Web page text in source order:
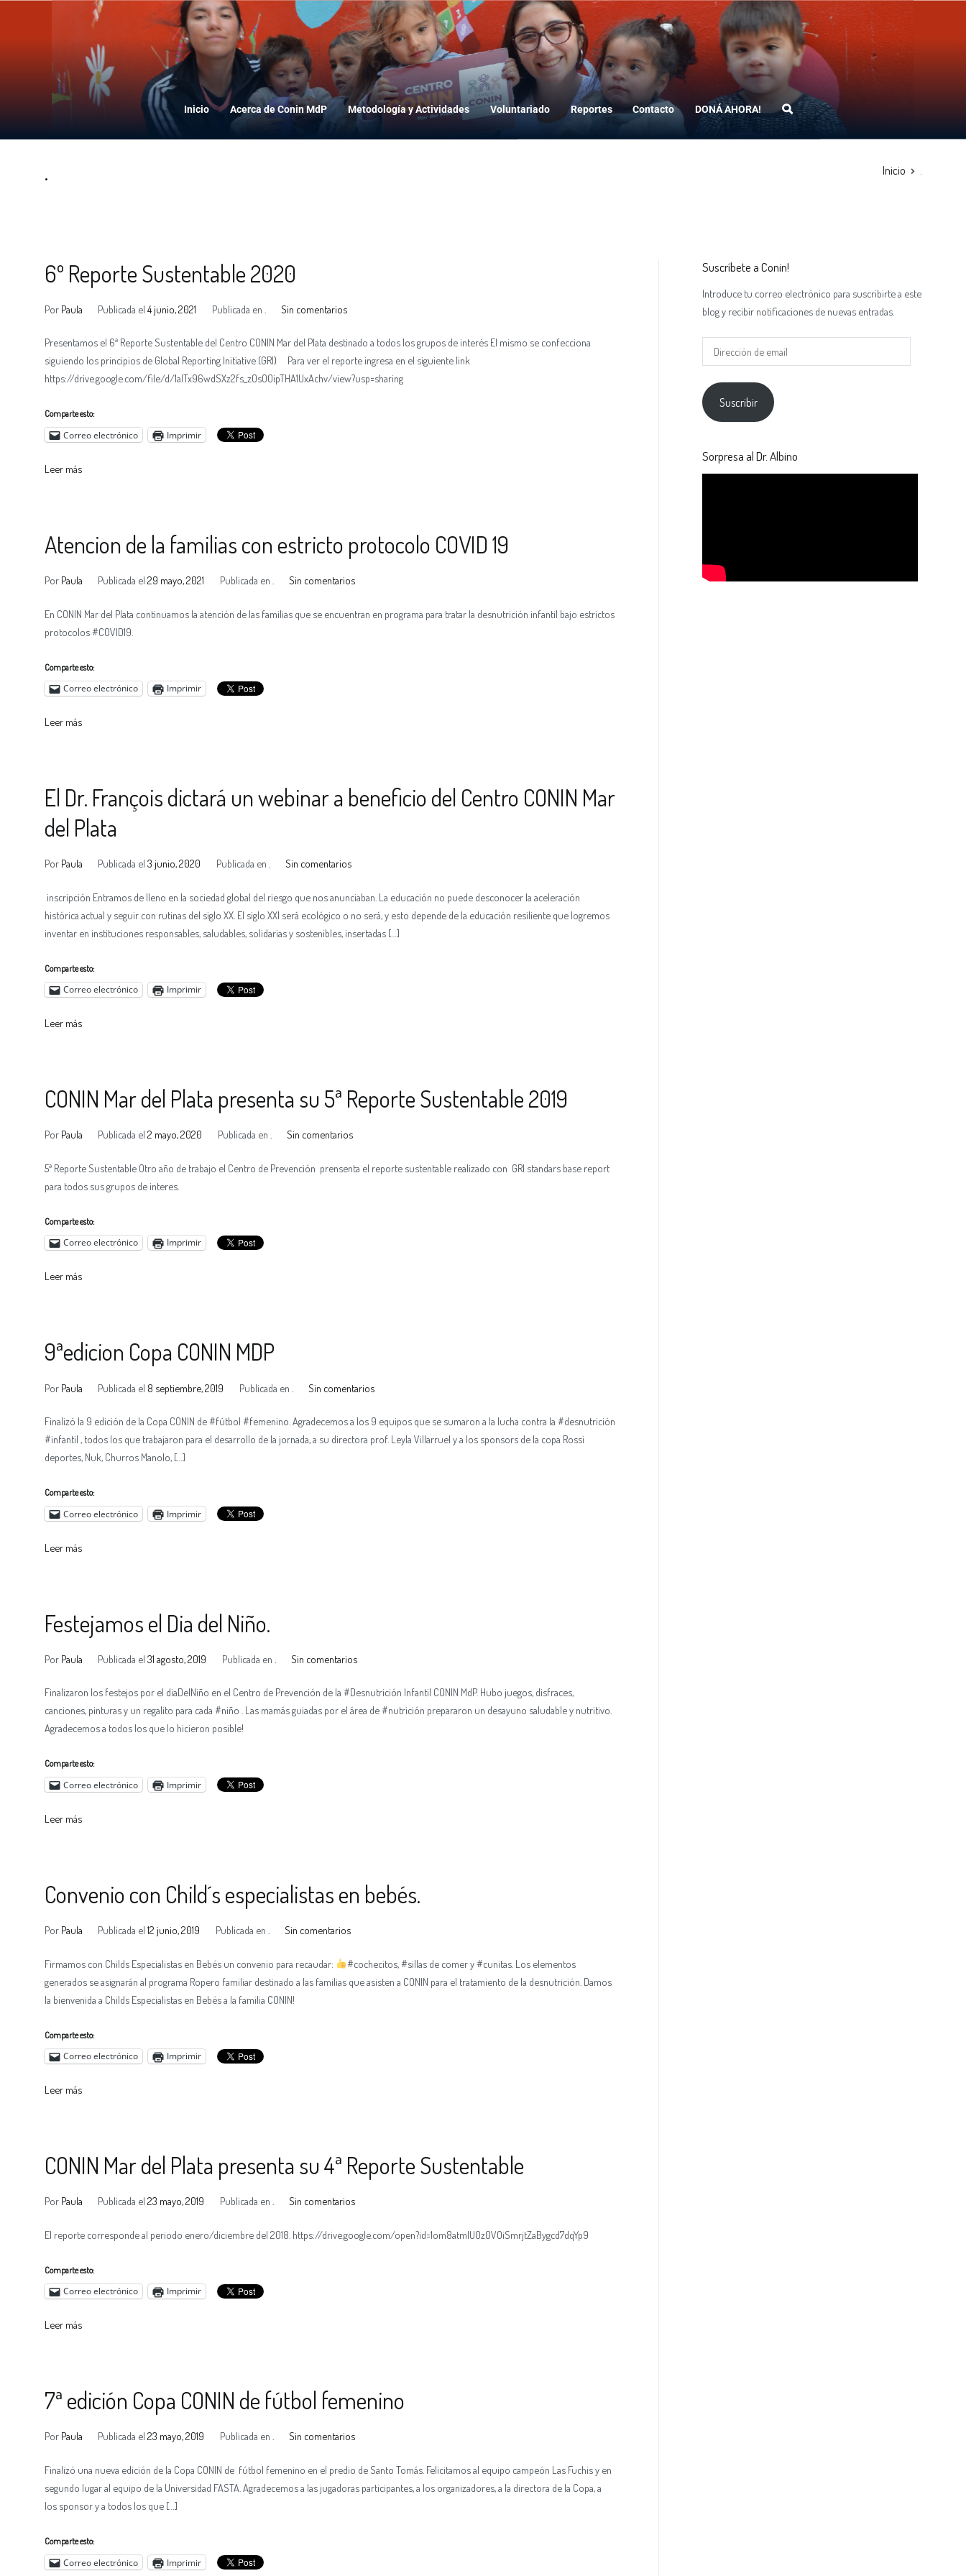
CONIN Mar del Plata
Inicio Acerca de Conin MdP Metodología y Actividades Voluntariado Reportes Contacto DONÁ AHORA!
. Inicio
6º Reporte Sustentable 2020
Por Paula Publicada el4 junio, 2021 Publicada en Sin comentarios
Presentamos el 6ª Reporte Sustentable del Centro CONIN Mar del Plata destinado a todos los grupos de interés El mismo se confecciona
siguiendo los principios de Global Reporting Initiative (GRI) Para ver el reporte ingresa en el siguiente link
https://drive.google.com/file/d/1aITx96wdSXz2fs_zOsOOipTHA1UxAchv/view?usp=sharing
Comparte esto:
Correo electrónico Imprimir
Leer más
Atencion de la familias con estricto protocolo COVID 19
Por Paula Publicada el29 mayo, 2021 Publicada en Sin comentarios
En CONIN Mar del Plata continuamos la atención de las familias que se encuentran en programa para tratar la desnutrición infantil bajo estrictos
protocolos #COVID19.
Comparte esto:
Correo electrónico Imprimir
Leer más
El Dr. François dictará un webinar a beneficio del Centro CONIN Mar
del Plata
Por Paula Publicada el3 junio, 2020 Publicada en Sin comentarios
inscripción Entramos de lleno en la sociedad global del riesgo que nos anunciaban. La educación no puede desconocer la aceleración
histórica actual y seguir con rutinas del siglo XX. El siglo XXI será ecológico o no será, y esto depende de la educación resiliente que logremos
inventar en instituciones responsables, saludables, solidarias y sostenibles, insertadas […]
Comparte esto:
Correo electrónico Imprimir
Leer más
CONIN Mar del Plata presenta su 5ª Reporte Sustentable 2019
Por Paula Publicada el2 mayo, 2020 Publicada en Sin comentarios
5ª Reporte Sustentable Otro año de trabajo el Centro de Prevención prensenta el reporte sustentable realizado con GRI standars base report
para todos sus grupos de interes.
Comparte esto:
Correo electrónico Imprimir
Leer más
9ªedicion Copa CONIN MDP
Por Paula Publicada el 8 septiembre, 2019 Publicada en Sin comentarios
Finalizó la 9 edición de la Copa CONIN de #fútbol #femenino. Agradecemos a los 9 equipos que se sumaron a la lucha contra la #desnutrición
#infantil , todos los que trabajaron para el desarrollo de la jornada, a su directora prof. Leyla Villarruel y a los sponsors de la copa Rossi
deportes, Nuk, Churros Manolo, […]
Comparte esto:
Correo electrónico Imprimir
Leer más
Festejamos el Dia del Niño.
Por Paula Publicada el31 agosto, 2019 Publicada en Sin comentarios
Finalizaron los festejos por el diaDelNiño en el Centro de Prevención de la #Desnutrición Infantil CONIN MdP. Hubo juegos, disfraces,
canciones, pinturas y un regalito para cada #niño . Las mamás guiadas por el área de #nutrición prepararon un desayuno saludable y nutritivo.
Agradecemos a todos los que lo hicieron posible!
Comparte esto:
Correo electrónico Imprimir
Leer más
Convenio con Child´s especialistas en bebés.
Por Paula Publicada el12 junio, 2019 Publicada en Sin comentarios
Firmamos con Childs Especialistas en Bebés un convenio para recaudar:
#cochecitos, #sillas de comer y #cunitas. Los elementos
generados se asignarán al programa Ropero familiar destinado a las familias que asisten a CONIN para el tratamiento de la desnutrición. Damos
la bienvenida a Childs Especialistas en Bebés a la familia CONIN!
Comparte esto:
Correo electrónico Imprimir
Leer más
CONIN Mar del Plata presenta su 4ª Reporte Sustentable
Por Paula Publicada el23 mayo, 2019 Publicada en Sin comentarios
El reporte corresponde al periodo enero/diciembre del 2018. https://drive.google.com/open?id=1om8atmlU0z0VOiSmrjtZaBygcd7dqYp9
Comparte esto:
Correo electrónico Imprimir
Leer más
7ª edición Copa CONIN de fútbol femenino
Por Paula Publicada el23 mayo, 2019 Publicada en Sin comentarios
Finalizó una nueva edición de la Copa CONIN de fútbol femenino en el predio de Santo Tomás. Felicitamos al equipo campeón Las Fuchis y en
segundo lugar al equipo de la Universidad FASTA. Agradecemos a las jugadoras participantes, a los organizadores, a la directora de la Copa, a
los sponsor y a todos los que […]
Comparte esto:
Correo electrónico Imprimir
Suscríbete a Conin!
Introduce tu correo electrónico para suscribirte a este
blog y recibir notificaciones de nuevas entradas.
Suscribir
Sorpresa al Dr. Albino